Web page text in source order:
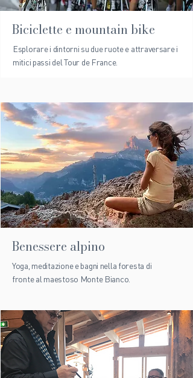
Biciclette e mountain bike
Esplorare i dintorni su due ruote e attraversare i
mitici passi del Tour de France.
Benessere alpino
Yoga, meditazione e bagni nella foresta di
fronte al maestoso Monte Bianco.